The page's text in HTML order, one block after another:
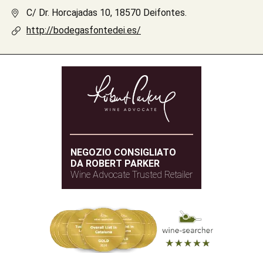
C/ Dr. Horcajadas 10, 18570 Deifontes.
http://bodegasfontedei.es/
NEGOZIO CONSIGLIATO
DA ROBERT PARKER
Wine Advocate Trusted Retailer